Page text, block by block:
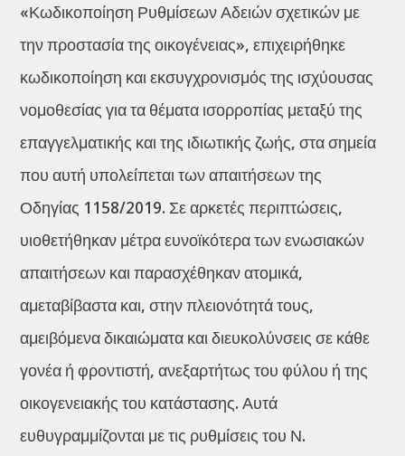
«Κωδικοποίηση Ρυθμίσεων Αδειών σχετικών με
την προστασία της οικογένειας», επιχειρήθηκε
κωδικοποίηση και εκσυγχρονισμός της ισχύουσας
νομοθεσίας για τα θέματα ισορροπίας μεταξύ της
επαγγελματικής και της ιδιωτικής ζωής, στα σημεία
που αυτή υπολείπεται των απαιτήσεων της
Οδηγίας 1158/2019. Σε αρκετές περιπτώσεις,
υιοθετήθηκαν μέτρα ευνοϊκότερα των ενωσιακών
απαιτήσεων και παρασχέθηκαν ατομικά,
αμεταβίβαστα και, στην πλειονότητά τους,
αμειβόμενα δικαιώματα και διευκολύνσεις σε κάθε
γονέα ή φροντιστή, ανεξαρτήτως του φύλου ή της
οικογενειακής του κατάστασης. Αυτά
ευθυγραμμίζονται με τις ρυθμίσεις του Ν.